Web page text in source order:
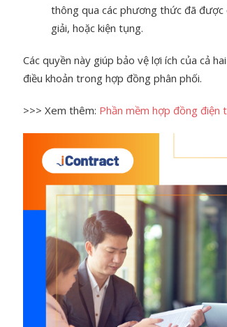
thông qua các phương thức đã
giải, hoặc kiện tụng.
Các quyền này giúp bảo vệ lợi ích của cả
điều khoản trong hợp đồng phân phối.
>>> Xem thêm: Phần mềm hợp đồng điện